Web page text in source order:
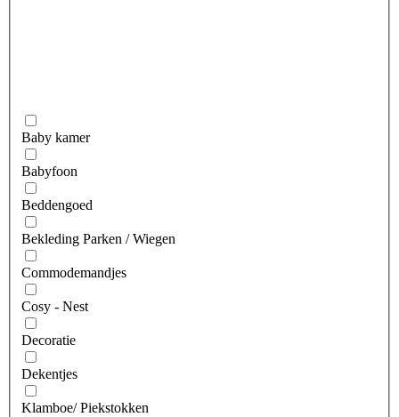
Baby kamer
Babyfoon
Beddengoed
Bekleding Parken / Wiegen
Commodemandjes
Cosy - Nest
Decoratie
Dekentjes
Klamboe/ Piekstokken